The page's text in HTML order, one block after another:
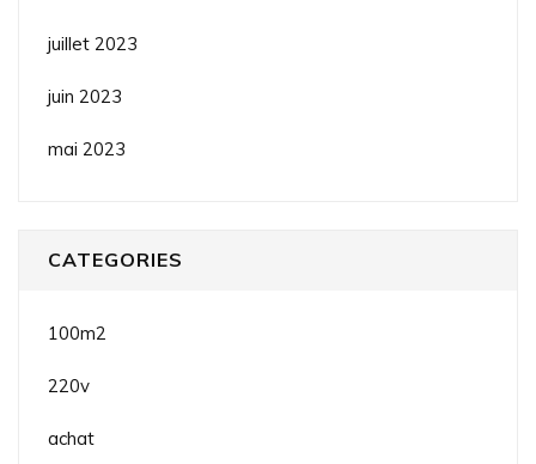
juillet 2023
juin 2023
mai 2023
CATEGORIES
100m2
220v
achat